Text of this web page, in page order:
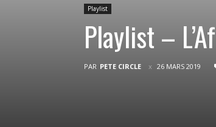
Playlist
Playlist –
PAR PETE CIRCLE 26 MARS 2019